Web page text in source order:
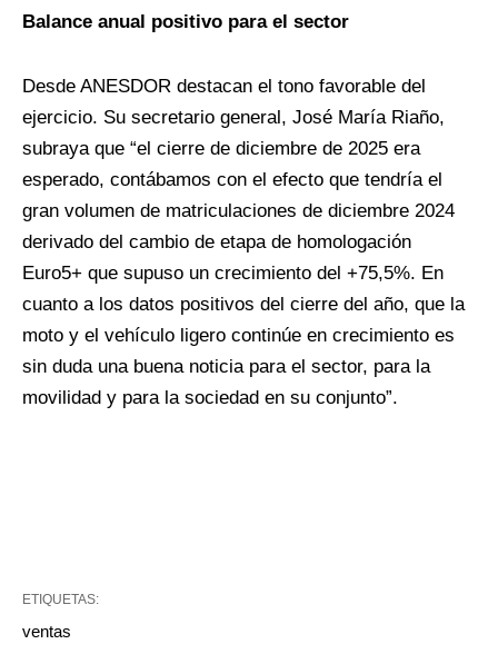
Balance anual positivo para el sector
Desde ANESDOR destacan el tono favorable del
ejercicio. Su secretario general, José María Riaño,
subraya que “el cierre de diciembre de 2025 era
esperado, contábamos con el efecto que tendría el
gran volumen de matriculaciones de diciembre 2024
derivado del cambio de etapa de homologación
Euro5+ que supuso un crecimiento del +75,5%. En
cuanto a los datos positivos del cierre del año, que la
moto y el vehículo ligero continúe en crecimiento es
sin duda una buena noticia para el sector, para la
movilidad y para la sociedad en su conjunto”.
ETIQUETAS:
ventas